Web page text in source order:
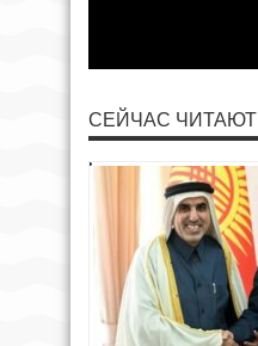
СЕЙЧАС ЧИТАЮТ